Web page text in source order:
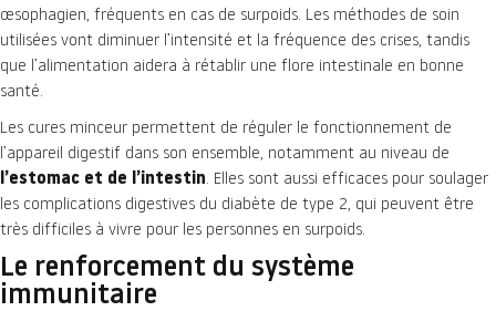
œsophagien, fréquents en cas de surpoids. Les méthodes de soin
utilisées vont diminuer l’intensité et la fréquence des crises, tandis
que l’alimentation aidera à rétablir une flore intestinale en bonne
santé.
Les cures minceur permettent de réguler le fonctionnement de
l’appareil digestif dans son ensemble, notamment au niveau de
l’estomac et de l’intestin. Elles sont aussi efficaces pour soulager
les complications digestives du diabète de type 2, qui peuvent être
très difficiles à vivre pour les personnes en surpoids.
Le renforcement du système
immunitaire